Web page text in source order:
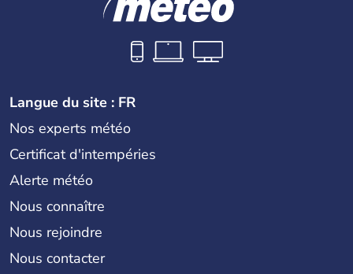
Langue du site : FR
Nos experts météo
Certificat d'intempéries
Alerte météo
Nous connaître
Nous rejoindre
Nous contacter